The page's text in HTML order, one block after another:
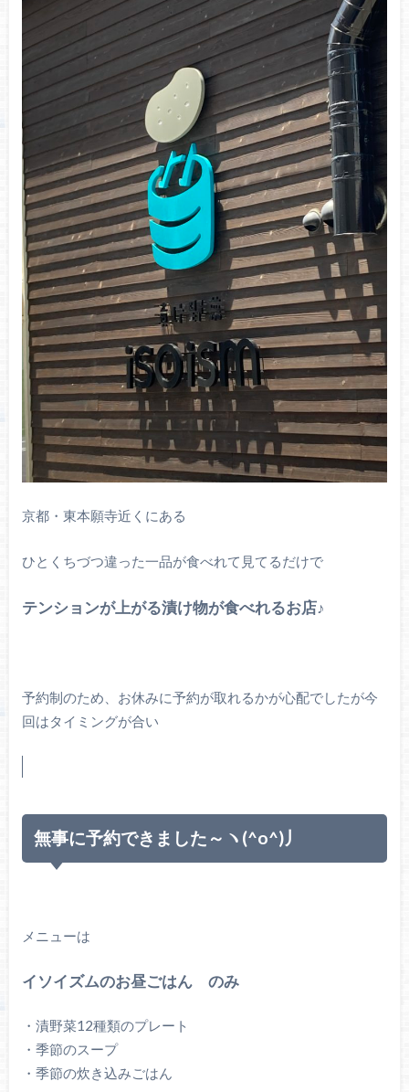
京都・東本願寺近くにある
ひとくちづつ違った一品が食べれて見てるだけで
テンションが上がる漬け物が食べれるお店♪
予約制のため、お休みに予約が取れるかが心配でしたが今
回はタイミングが合い
無事に予約できました～ヽ(^o^)丿
メニューは
イソイズムのお昼ごはん のみ
・漬野菜12種類のプレート
・季節のスープ
・季節の炊き込みごはん